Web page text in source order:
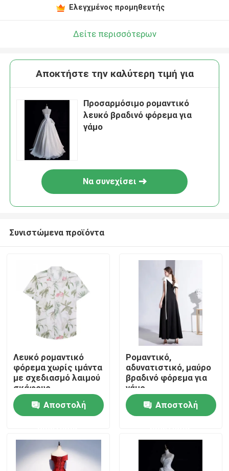
Σπίτι
Ελεγχμένος προμηθευτής
Δείτε περισσότερων
Αποκτήστε την καλύτερη τιμή για
Προσαρμόσιμο ρομαντικό
λευκό βραδινό φόρεμα για
γάμο
Να συνεχίσει
Συνιστώμενα προϊόντα
Λευκό ρομαντικό
φόρεμα χωρίς ιμάντα
με σχεδιασμό λαιμού
σκάφους
Αποστολή
Ρομαντικό,
αδυνατιστικό, μαύρο
βραδινό φόρεμα για
γάμο.
Αποστολή